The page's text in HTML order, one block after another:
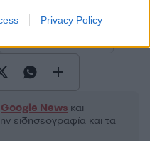
Privacy Policy
ΕΓΚΥΟΣ
ΧΑΙΝΤΙ ΚΛΟΥΜ
Google News και
ειδησεογραφία και τα